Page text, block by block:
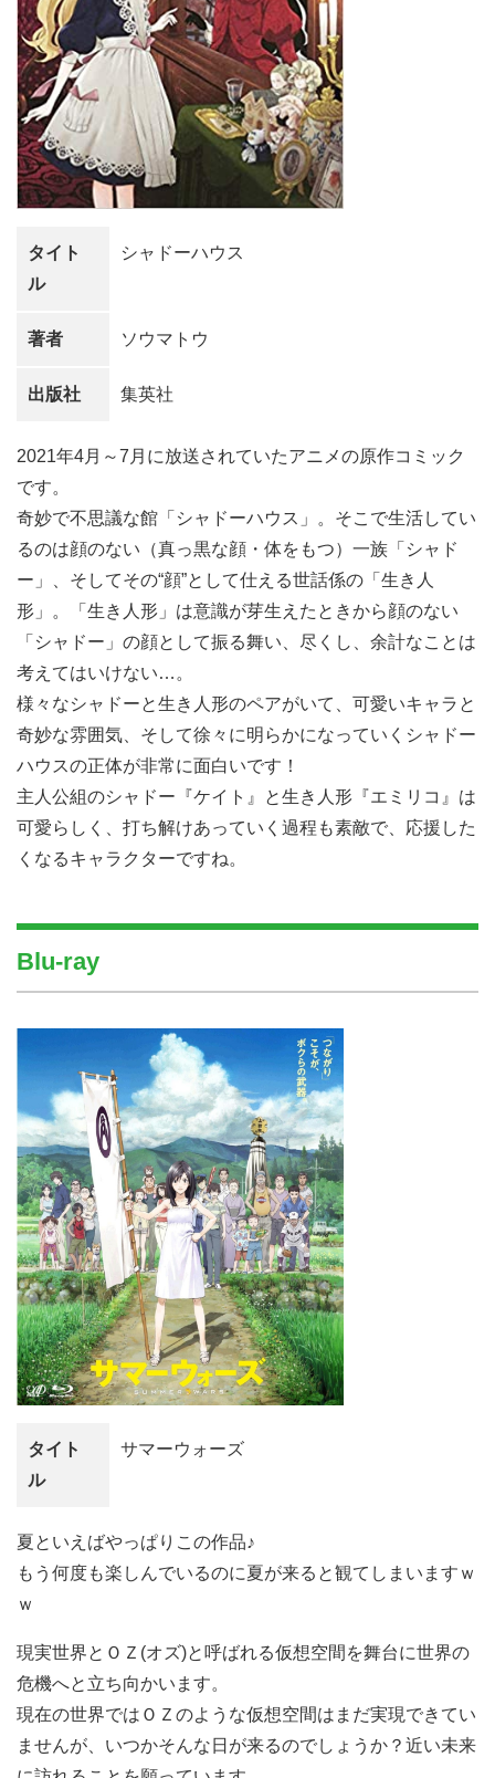
タイト
ル
シャドーハウス
著者 ソウマトウ
出版社 集英社
2021年4月～7月に放送されていたアニメの原作コミック
です。
奇妙で不思議な館「シャドーハウス」。そこで生活してい
るのは顔のない（真っ黒な顔・体をもつ）一族「シャド
ー」、そしてその“顔”として仕える世話係の「生き人
形」。「生き人形」は意識が芽生えたときから顔のない
「シャドー」の顔として振る舞い、尽くし、余計なことは
考えてはいけない…。
様々なシャドーと生き人形のペアがいて、可愛いキャラと
奇妙な雰囲気、そして徐々に明らかになっていくシャドー
ハウスの正体が非常に面白いです！
主人公組のシャドー『ケイト』と生き人形『エミリコ』は
可愛らしく、打ち解けあっていく過程も素敵で、応援した
くなるキャラクターですね。
Blu-ray
タイト
ル
サマーウォーズ
夏といえばやっぱりこの作品♪
もう何度も楽しんでいるのに夏が来ると観てしまいますｗ
ｗ
現実世界とＯＺ(オズ)と呼ばれる仮想空間を舞台に世界の
危機へと立ち向かいます。
現在の世界ではＯＺのような仮想空間はまだ実現できてい
ませんが、いつかそんな日が来るのでしょうか？近い未来